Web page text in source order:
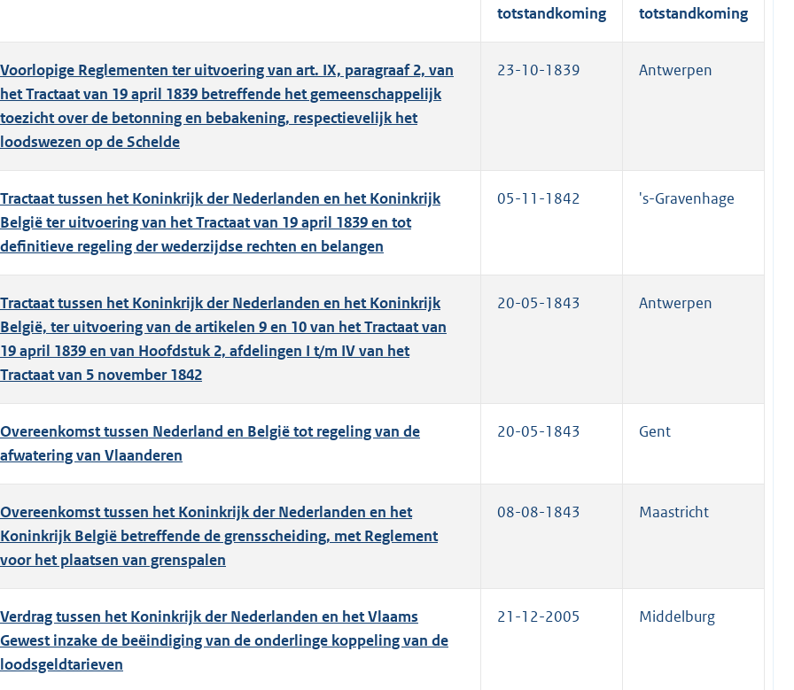
totstandkoming
totstandkoming
Voorlopige Reglementen ter uitvoering van art. IX, paragraaf 2, van
het Tractaat van 19 april 1839 betreffende het gemeenschappelijk
toezicht over de betonning en bebakening, respectievelijk het
loodswezen op de Schelde
23-10-1839 Antwerpen
Tractaat tussen het Koninkrijk der Nederlanden en het Koninkrijk
België ter uitvoering van het Tractaat van 19 april 1839 en tot
definitieve regeling der wederzijdse rechten en belangen
05-11-1842 's-Gravenhage
Tractaat tussen het Koninkrijk der Nederlanden en het Koninkrijk
België, ter uitvoering van de artikelen 9 en 10 van het Tractaat van
19 april 1839 en van Hoofdstuk 2, afdelingen I t/m IV van het
Tractaat van 5 november 1842
20-05-1843 Antwerpen
Overeenkomst tussen Nederland en België tot regeling van de
afwatering van Vlaanderen
20-05-1843 Gent
Overeenkomst tussen het Koninkrijk der Nederlanden en het
Koninkrijk België betreffende de grensscheiding, met Reglement
voor het plaatsen van grenspalen
08-08-1843 Maastricht
Verdrag tussen het Koninkrijk der Nederlanden en het Vlaams
Gewest inzake de beëindiging van de onderlinge koppeling van de
loodsgeldtarieven
21-12-2005 Middelburg